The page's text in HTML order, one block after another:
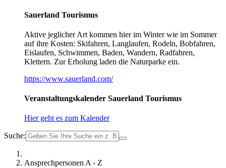
Sauerland Tourismus
Aktive jeglicher Art kommen hier im Winter wie im Sommer
auf ihre Kosten: Skifahren, Langlaufen, Rodeln, Bobfahren,
Eislaufen, Schwimmen, Baden, Wandern, Radfahren,
Klettern. Zur Erholung laden die Naturparke ein.
https://www.sauerland.com/
Veranstaltungskalender Sauerland Tourismus
Hier geht es zum Kalender
Suche:
Ansprechpersonen A - Z